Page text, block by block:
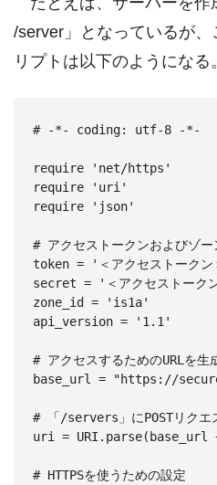
/server」となっているが
リプトは以下のようになる。
# -*- coding: utf-8 -*-
require 'net/https'
require 'uri'
require 'json'
# アクセストークンおよびゾ
token = '＜アクセストークン
secret = '＜アクセストーク
zone_id = 'is1a'
api_version = '1.1'
# アクセスするためのURLを生
base_url = "https://
# 「/servers」にPOSTリクエ
uri =
# HTTPSを使うための設定